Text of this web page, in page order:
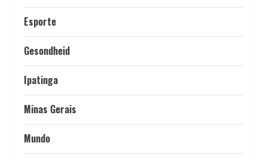
Esporte
Gesondheid
Ipatinga
Minas Gerais
Mundo